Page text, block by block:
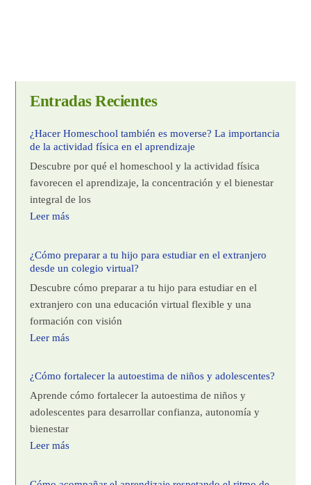
Entradas Recientes
¿Hacer Homeschool también es moverse? La importancia
de la actividad física en el aprendizaje
Descubre por qué el homeschool y la actividad física
favorecen el aprendizaje, la concentración y el bienestar
integral de los
Leer más
¿Cómo preparar a tu hijo para estudiar en el extranjero
desde un colegio virtual?
Descubre cómo preparar a tu hijo para estudiar en el
extranjero con una educación virtual flexible y una
formación con visión
Leer más
¿Cómo fortalecer la autoestima de niños y adolescentes?
Aprende cómo fortalecer la autoestima de niños y
adolescentes para desarrollar confianza, autonomía y
bienestar
Leer más